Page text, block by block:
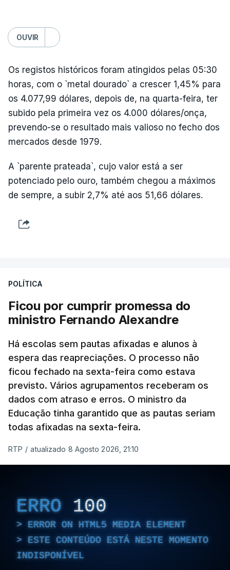
OUVIR
Os registos históricos foram atingidos pelas 05:30
horas, com o `metal dourado` a crescer 1,45% para
os 4.077,99 dólares, depois de, na quarta-feira, ter
subido pela primeira vez os 4.000 dólares/onça,
prevendo-se o resultado mais valioso no fecho dos
mercados desde 1979.
A `parente prateada`, cujo valor está a ser
potenciado pelo ouro, também chegou a máximos
de sempre, a subir 2,7% até aos 51,66 dólares.
POLÍTICA
Ficou por cumprir promessa do
ministro Fernando Alexandre
Há escolas sem pautas afixadas e alunos à
espera das reapreciações. O processo não
ficou fechado na sexta-feira como estava
previsto. Vários agrupamentos receberam os
dados com atraso e erros. O ministro da
Educação tinha garantido que as pautas seriam
todas afixadas na sexta-feira.
RTP / atualizado 8 Agosto 2026, 21:10
ERRO 100
ERROR ON HTML5 MEDIA ELEMENT
ESTE CONTEÚDO ESTÁ NESTE MOMENTO
INDISPONÍVEL